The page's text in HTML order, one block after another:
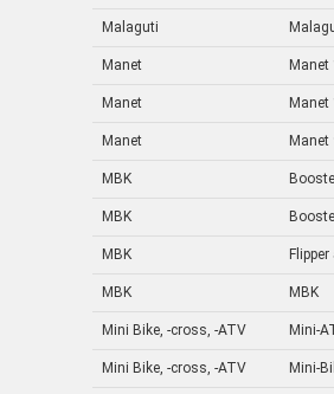
Malaguti
Manet Manet
Manet Manet
Manet Manet
MBK
MBK
MBK Flipper
MBK MBK
Mini Bike, -cross, -ATV Mini-
Mini Bike, -cross, -ATV Mini-